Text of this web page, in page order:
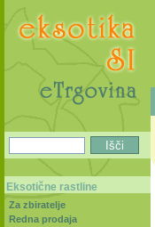
Eksotične rastline
Za zbiratelje
Redna prodaja